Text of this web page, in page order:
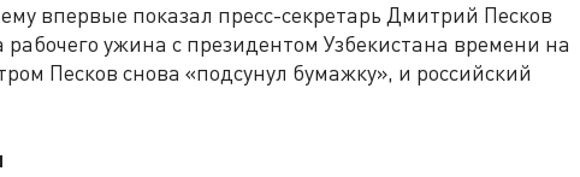
впервые показал пресс-секретарь Дмитрий Песков
ужина с президентом Узбекистана времени на
Песков снова «подсунул бумажку», и российский